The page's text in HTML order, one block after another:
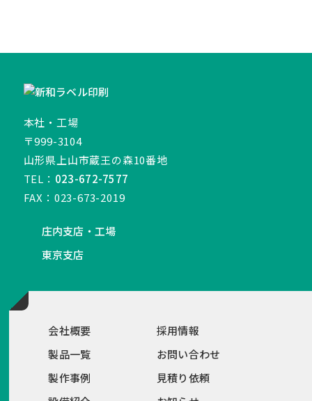
本社・工場
〒999-3104
山形県上山市蔵王の森10番地
TEL： 023-672-7577
FAX：023-673-2019
庄内支店・工場
東京支店
会社概要
製品一覧
製作事例
採用情報
お問い合わせ
見積り依頼